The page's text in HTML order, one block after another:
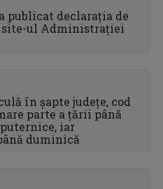
publicat declarația de
site-ul Administrației
în șapte județe, cod
parte a țării până
iar
duminică